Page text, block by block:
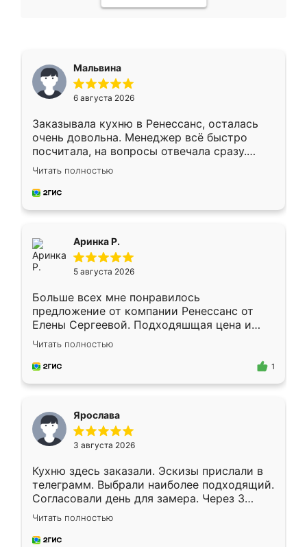
Мальвина
6 августа 2026
Заказывала кухню в Ренессанс, осталась
очень довольна. Менеджер всё быстро
посчитала, на вопросы отвечала сразу.
Замерщик приехал в субботу, подошёл к
делу со всей ответственностью. Собрали
за день, ребята работали аккуратно, даже
Читать полностью
Аринка Р.
5 августа 2026
Больше всех мне понравилось
предложение от компании Ренессанс от
Елены Сергеевой. Подходяшщая цена и
короткие сроки изготовления. Приехавший
для замера сотрудник Владислав
предложил по моему эскизу самый
Читать полностью
1
Ярослава
3 августа 2026
Кухню здесь заказали. Эскизы прислали в
телеграмм. Выбрали наиболее подходящий.
Согласовали день для замера. Через 3
недели кухня была уже готова. Остались
довольны работой. Спасибо Ренессанс
мебель за качественную работу!
Читать полностью